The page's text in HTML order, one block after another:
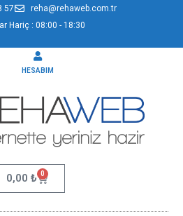
57
reha@rehaweb.com.tr
Hariç : 08:00 - 18:30
HESABIM
0,00 ₺ 0